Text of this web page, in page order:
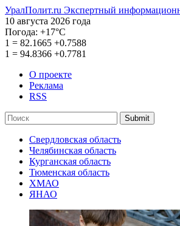
УралПолит.ru Экспертный
10 августа 2026 года
Погода: +17°С
1 = 82.1665 +0.7588
1 = 94.8366 +0.7781
О проекте
Реклама
RSS
Submit
Свердловская область
Челябинская область
Курганская область
Тюменская область
ХМАО
ЯНАО